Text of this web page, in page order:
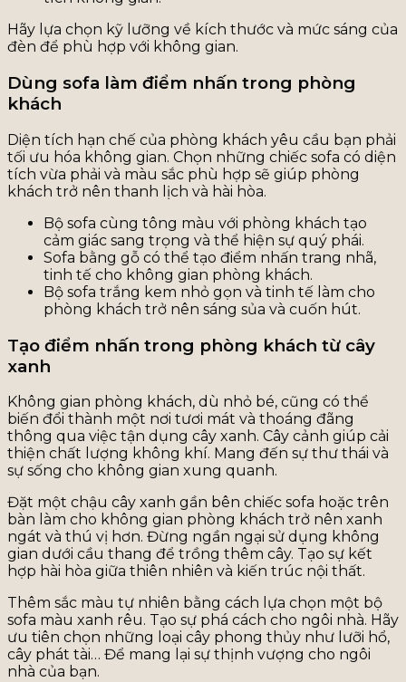
Hãy lựa chọn kỹ lưỡng về kích thước và mức sáng của
đèn để phù hợp với không gian.
Dùng sofa làm điểm nhấn trong phòng
khách
Diện tích hạn chế của phòng khách yêu cầu bạn phải
tối ưu hóa không gian. Chọn những chiếc sofa có diện
tích vừa phải và màu sắc phù hợp sẽ giúp phòng
khách trở nên thanh lịch và hài hòa.
Bộ sofa cùng tông màu với phòng khách tạo
cảm giác sang trọng và thể hiện sự quý phái.
Sofa bằng gỗ có thể tạo điểm nhấn trang nhã,
tinh tế cho không gian phòng khách.
Bộ sofa trắng kem nhỏ gọn và tinh tế làm cho
phòng khách trở nên sáng sủa và cuốn hút.
Tạo điểm nhấn trong phòng khách từ cây
xanh
Không gian phòng khách, dù nhỏ bé, cũng có thể
biến đổi thành một nơi tươi mát và thoáng đãng
thông qua việc tận dụng cây xanh. Cây cảnh giúp cải
thiện chất lượng không khí. Mang đến sự thư thái và
sự sống cho không gian xung quanh.
Đặt một chậu cây xanh gần bên chiếc sofa hoặc trên
bàn làm cho không gian phòng khách trở nên xanh
ngát và thú vị hơn. Đừng ngần ngại sử dụng không
gian dưới cầu thang để trồng thêm cây. Tạo sự kết
hợp hài hòa giữa thiên nhiên và kiến trúc nội thất.
Thêm sắc màu tự nhiên bằng cách lựa chọn một bộ
sofa màu xanh rêu. Tạo sự phá cách cho ngôi nhà. Hãy
ưu tiên chọn những loại cây phong thủy như lưỡi hổ,
cây phát tài… Để mang lại sự thịnh vượng cho ngôi
nhà của bạn.